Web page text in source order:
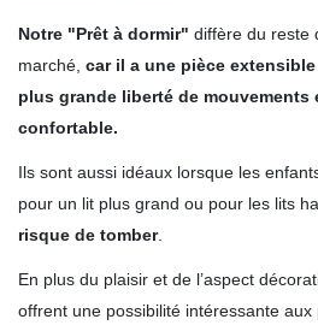
Notre "Prêt à dormir" diffère du reste
marché, car il a une pièce
plus grande liberté de mouvements
confortable.
Ils sont aussi idéaux lorsque les
pour un lit plus grand ou pour les lits
risque de tomber.
En plus du plaisir et de l’aspect
offrent une possibilité intéressante